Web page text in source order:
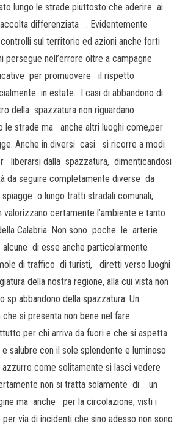
lungo le strade piuttosto che aderire ai
differenziata . Evidentemente
sul territorio ed azioni anche forti
persegue nell’errore oltre a campagne
per promuovere il rispetto
in estate. I casi di abbandono di
della spazzatura non riguardano
le strade ma anche altri luoghi come,per
Anche in diversi casi si ricorre a modi
liberarsi dalla spazzatura, dimenticandosi
da seguire completamente diverse da
spiagge o lungo tratti stradali comunali,
valorizzano certamente l’ambiente e tanto
Calabria. Non sono poche le arterie
di esse anche particolarmente
di traffico di turisti, diretti verso luoghi
della nostra regione, alla cui vista non
sp abbandono della spazzatura. Un
si presenta non bene nel fare
per chi arriva da fuori e che si aspetta
e salubre con il sole splendente e luminoso
come solitamente si lasci vedere
non si tratta solamente di un
ma anche per la circolazione, visti i
via di incidenti che sino adesso non sono